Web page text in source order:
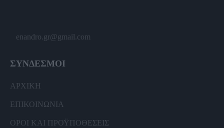
enandro.gr@gmail.com
ΣΥΝΔΕΣΜΟΙ
ΑΡΧΙΚΗ
ΕΠΙΚΟΙΝΩΝΙΑ
ΟΡΟΙ ΚΑΙ ΠΡΟΫΠΟΘΕΣΕΙΣ